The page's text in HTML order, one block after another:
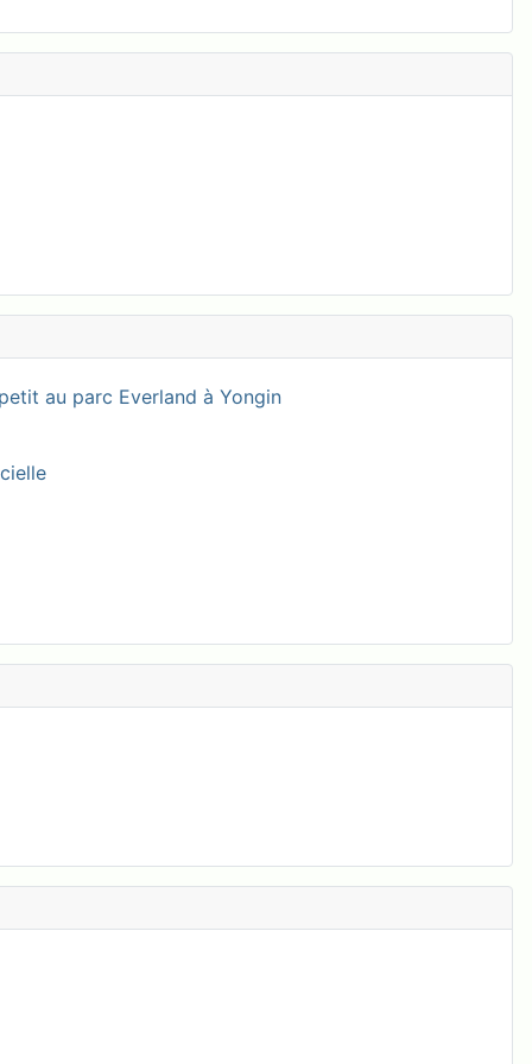
au parc Everland à Yongin